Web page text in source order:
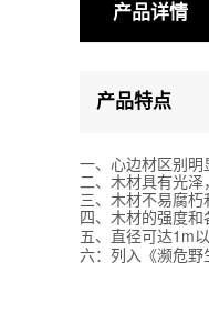
产品详情
产品特点
一、心边材区别明
二、木材具有光泽
三、木材不易腐朽
四、木材的强度和
五、 直径可达1m以
六：列入《濒危